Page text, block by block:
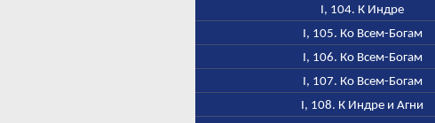
I, 104. К Индре
I, 105. Ко Всем-Богам
I, 106. Ко Всем-Богам
I, 107. Ко Всем-Богам
I, 108. К Индре и Агни